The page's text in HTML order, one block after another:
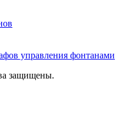
управления фонтанами
защищены.